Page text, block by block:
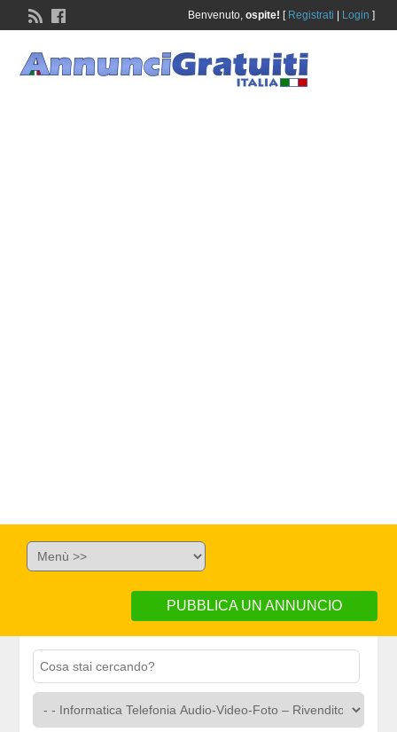
Benvenuto, ospite! [ Registrati Login ]
PUBBLICA UN ANNUNCIO